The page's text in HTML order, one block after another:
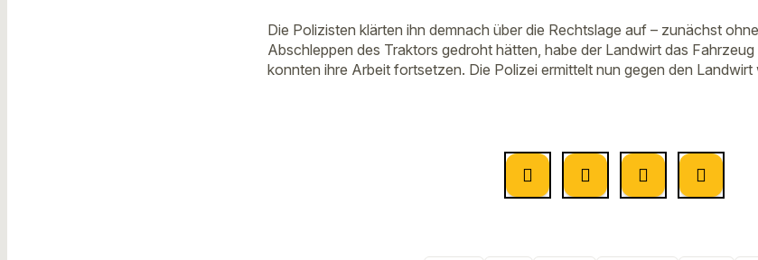
Die Polizisten klärten ihn demnach über die Rechtslage auf – zunächst
Abschleppen des Traktors gedroht hätten, habe der Landwirt das
konnten ihre Arbeit fortsetzen. Die Polizei ermittelt nun gegen den